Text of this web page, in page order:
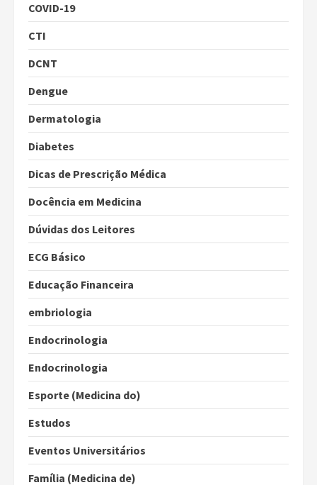
COVID-19
CTI
DCNT
Dengue
Dermatologia
Diabetes
Dicas de Prescrição Médica
Docência em Medicina
Dúvidas dos Leitores
ECG Básico
Educação Financeira
embriologia
Endocrinologia
Endocrinologia
Esporte (Medicina do)
Estudos
Eventos Universitários
Família (Medicina de)